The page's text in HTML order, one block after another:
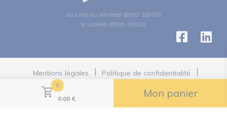
0
0,00 € Mon panier
du lundi au vendredi (8h00-18h00)
le samedi (8h00-19h00)
Mentions légales
Politique de confidentialité
Politiques des cookies
Conditions Générales de Vente
Gestion des cookies